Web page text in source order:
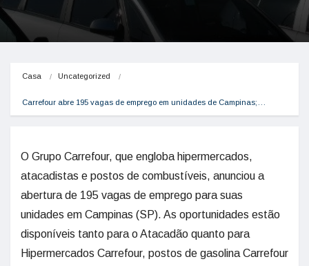
Casa Uncategorized
Carrefour abre 195 vagas de emprego em unidades de Campinas;…
O Grupo Carrefour, que engloba hipermercados,
atacadistas e postos de combustíveis, anunciou a
abertura de 195 vagas de emprego para suas
unidades em Campinas (SP). As oportunidades estão
disponíveis tanto para o Atacadão quanto para
Hipermercados Carrefour, postos de gasolina Carrefour